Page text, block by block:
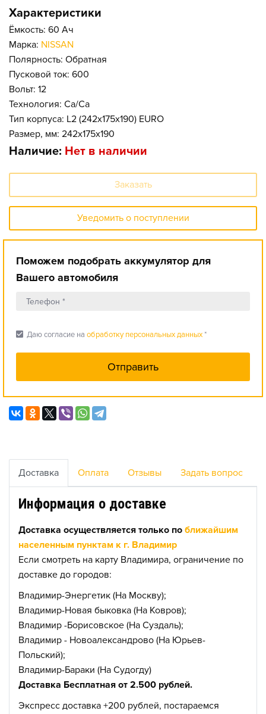
Характеристики
Ёмкость: 60 Ач
Марка: NISSAN
Полярность: Обратная
Пусковой ток: 600
Вольт: 12
Технология: Ca/Ca
Тип корпуса: L2 (242x175x190) EURO
Размер, мм: 242x175x190
Наличие: Нет в наличии
Заказать
Уведомить о поступлении
Поможем подобрать аккумулятор для
Вашего автомобиля
check_box Даю согласие на обработку персональных данных*
Доставка Оплата Отзывы Задать вопрос
Информация о доставке
Доставка осуществляется только по ближайшим
населенным пунктам к г. Владимир
Если смотреть на карту Владимира, ограничение по
доставке до городов:
Владимир-Энергетик (На Москву);
Владимир-Новая быковка (На Ковров);
Владимир -Борисовское (На Суздаль);
Владимир - Новоалександрово (На Юрьев-
Польский);
Владимир-Бараки (На Судогду)
Доставка Бесплатная от 2.500 рублей.
Экспресс доставка +200 рублей, постараемся